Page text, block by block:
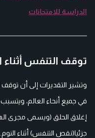
الدراسة للامتحانات
توقف التنفس أثناء
وتشير التقديرات إلى أن
في جميع أنحاء العالم،
إغلاق الحلق (ويسمى مجرى
جزئيا(نقص التنفس) أثناء النوم.